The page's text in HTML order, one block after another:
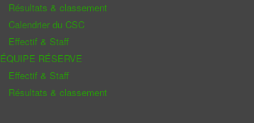
Résultats & classement
Calendrier du CSC
Effectif & Staff
ÉQUIPE RÉSERVE
Effectif & Staff
Résultats & classement